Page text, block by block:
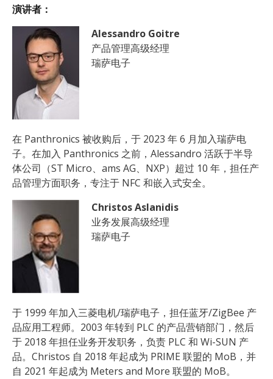
演讲者：
Alessandro Goitre
产品管理高级经理
瑞萨电子
在 Panthronics 被收购后，于 2023 年 6 月加入瑞萨电
子。在加入 Panthronics 之前，Alessandro 活跃于半导
体公司（ST Micro、ams AG、NXP）超过 10 年，担任产
品管理方面职务，专注于 NFC 和嵌入式安全。
Christos Aslanidis
业务发展高级经理
瑞萨电子
于 1999 年加入三菱电机/瑞萨电子，担任蓝牙/ZigBee 产
品应用工程师。2003 年转到 PLC 的产品营销部门，然后
于 2018 年担任业务开发职务，负责 PLC 和 Wi-SUN 产
品。Christos 自 2018 年起成为 PRIME 联盟的 MoB，并
自 2021 年起成为 Meters and More 联盟的 MoB。